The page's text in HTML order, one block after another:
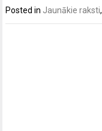
Posted in Jaunākie raksti,